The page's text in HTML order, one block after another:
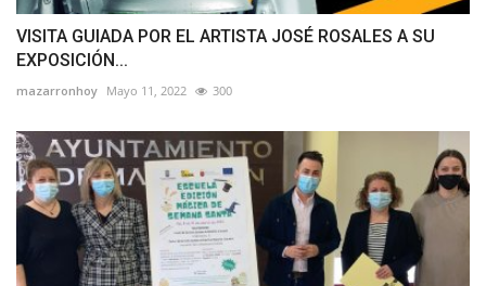
VISITA GUIADA POR EL ARTISTA JOSÉ ROSALES A SU
EXPOSICIÓN...
mazarronhoy Mayo 11, 2022 300